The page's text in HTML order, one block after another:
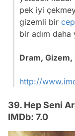
pek iyi
gizemli bir
bir adım daha
Dram, Gizem,
http://
39. Hep Seni
IMDb: 7.0